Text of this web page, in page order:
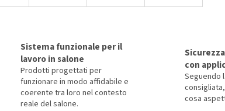
Sistema funzionale per il
lavoro in salone
Prodotti progettati per
funzionare in modo affidabile e
coerente tra loro nel contesto
reale del salone.
con
Seguendo
cosa